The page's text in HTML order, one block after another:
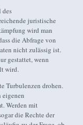
des
juristische
wird man
die Abfrage von
nicht zulässig ist.
gestattet, wenn
wird.
Turbulenzen drohen.
eigenen
Werden mit
die Rechte der